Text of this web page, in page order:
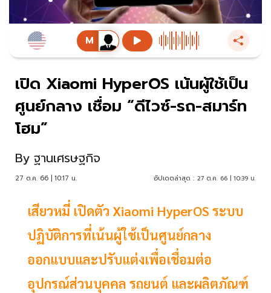
เปิด Xiaomi HyperOS เน้นผู้ใช้เป็น
ศูนย์กลาง เชื่อม “ดีไวซ์-รถ-สมาร์ท
โฮม”
By ฐานเศรษฐกิจ
27 ต.ค. 66 | 10:17 น. อัปเดตล่าสุด : 27 ต.ค. 66 | 10:39 น.
เสียวหมี่ เปิดตัว Xiaomi HyperOS ระบบ
ปฏิบัติการที่เน้นผู้ใช้เป็นศูนย์กลาง
ออกแบบและปรับแต่งเพื่อเชื่อมต่อ
อุปกรณ์ส่วนบุคคล รถยนต์ และผลิตภัณฑ์